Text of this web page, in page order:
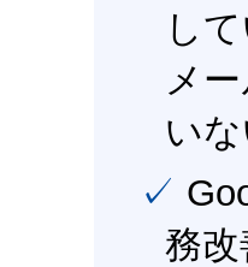
し
メ
い
✓ Google Workspace（旧G Suite） を活用し、業
務